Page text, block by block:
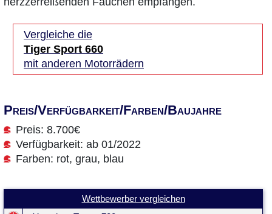
Vergleiche die
Tiger Sport 660
mit anderen Motorrädern
Preis/Verfügbarkeit/Farben/Baujahre
Preis: 8.700€
Verfügbarkeit: ab 01/2022
Farben: rot, grau, blau
Wettbewerber vergleichen